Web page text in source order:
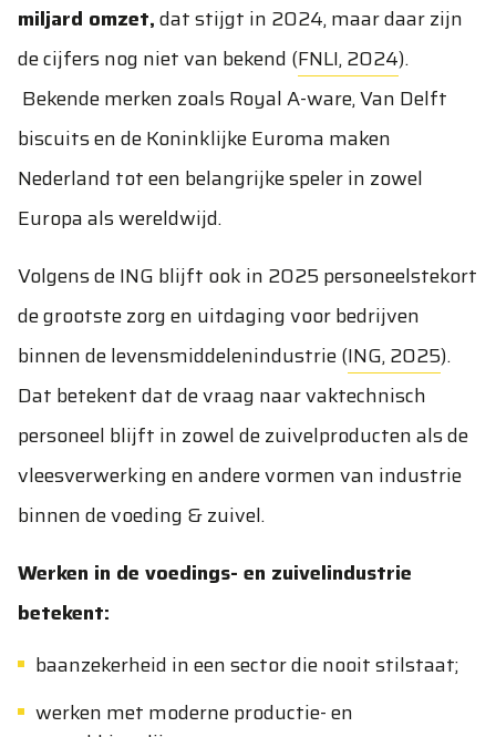
miljard omzet,dat stijgt in 2024, maar daar zijn
de cijfers nog niet van bekend (FNLI, 2024).
Bekende merken zoals Royal A-ware, Van Delft
biscuits en de Koninklijke Euroma maken
Nederland tot een belangrijke speler in zowel
Europa als wereldwijd.
Volgens de ING blijft ook in 2025 personeelstekort
de grootste zorg en uitdaging voor bedrijven
binnen de levensmiddelenindustrie (ING, 2025).
Dat betekent dat de vraag naar vaktechnisch
personeel blijft in zowel de zuivelproducten als de
vleesverwerking en andere vormen van industrie
binnen de voeding & zuivel.
Werken in de voedings- en zuivelindustrie
betekent:
baanzekerheid in een sector die nooit stilstaat;
werken met moderne productie- en